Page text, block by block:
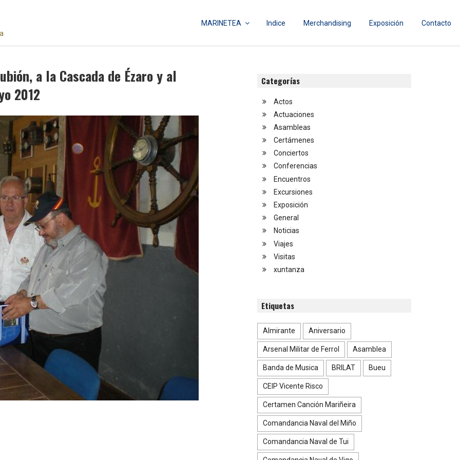
MARINETEA Indice Merchandising Exposición Contacto
a la Cascada de Ézaro y al
2012
Categorías
Actos
Actuaciones
Asambleas
Certámenes
Conciertos
Conferencias
Encuentros
Excursiones
Exposición
General
Noticias
Viajes
Visitas
xuntanza
Etiquetas
Almirante Aniversario
Arsenal Militar de Ferrol Asamblea
Banda de Musica BRILAT Bueu
CEIP Vicente Risco
Certamen Canción Mariñeira
Comandancia Naval del Miño
Comandancia Naval de Tui